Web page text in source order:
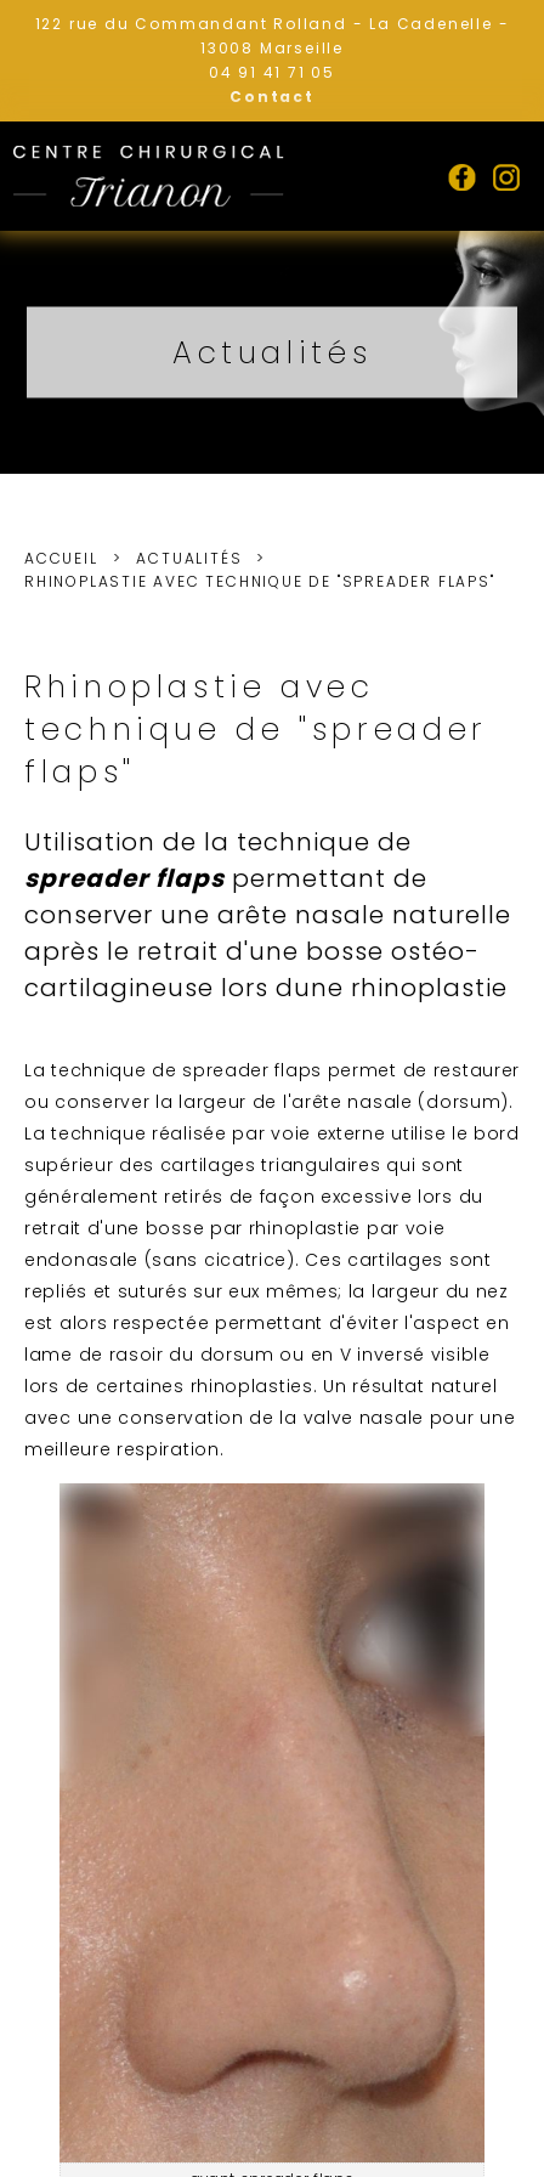
122 rue du Commandant Rolland - La Cadenelle -
13008 Marseille
04 91 41 71 05
Contact
Actualités
ACCUEIL
ACTUALITÉS
RHINOPLASTIE AVEC TECHNIQUE DE "SPREADER FLAPS"
Rhinoplastie avec
technique de "spreader
flaps"
Utilisation de la technique de
spreader flapspermettant de
conserver une arête nasale naturelle
après le retrait d'une bosse ostéo-
cartilagineuse lors dune rhinoplastie
La technique de spreader flaps permet de restaurer
ou conserver la largeur de l'arête nasale (dorsum).
La technique réalisée par voie externe utilise le bord
supérieur des cartilages triangulaires qui sont
généralement retirés de façon excessive lors du
retrait d'une bosse par rhinoplastie par voie
endonasale (sans cicatrice). Ces cartilages sont
repliés et suturés sur eux mêmes; la largeur du nez
est alors respectée permettant d'éviter l'aspect en
lame de rasoir du dorsum ou en V inversé visible
lors de certaines rhinoplasties. Un résultat naturel
avec une conservation de la valve nasale pour une
meilleure respiration.